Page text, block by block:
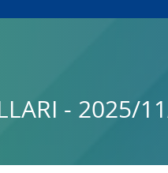
- 2025/